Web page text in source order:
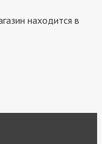
находится в